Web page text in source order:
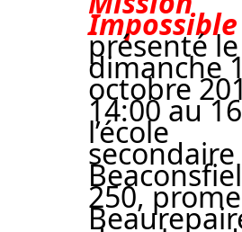
Impossible
présenté le
dimanche
octobre
14:00 au
l’école
secondaire
250,